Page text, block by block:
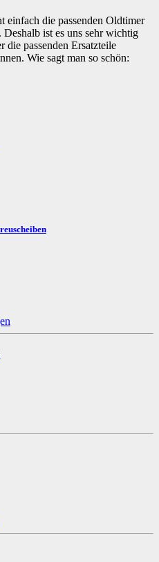
einfach die passenden Oldtimer
ist es uns sehr wichtig
die passenden Ersatzteile
Wie sagt man so schön: